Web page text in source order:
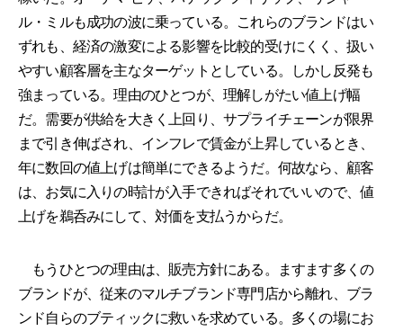
ル・ミルも成功の波に乗っている。これらのブランドはい
ずれも、経済の激変による影響を比較的受けにくく、扱い
やすい顧客層を主なターゲットとしている。しかし反発も
強まっている。理由のひとつが、理解しがたい値上げ幅
だ。需要が供給を大きく上回り、サプライチェーンが限界
まで引き伸ばされ、インフレで賃金が上昇しているとき、
年に数回の値上げは簡単にできるようだ。何故なら、顧客
は、お気に入りの時計が入手できればそれでいいので、値
上げを鵜呑みにして、対価を支払うからだ。
もうひとつの理由は、販売方針にある。ますます多くの
ブランドが、従来のマルチブランド専門店から離れ、ブラ
ンド自らのブティックに救いを求めている。多くの場にお